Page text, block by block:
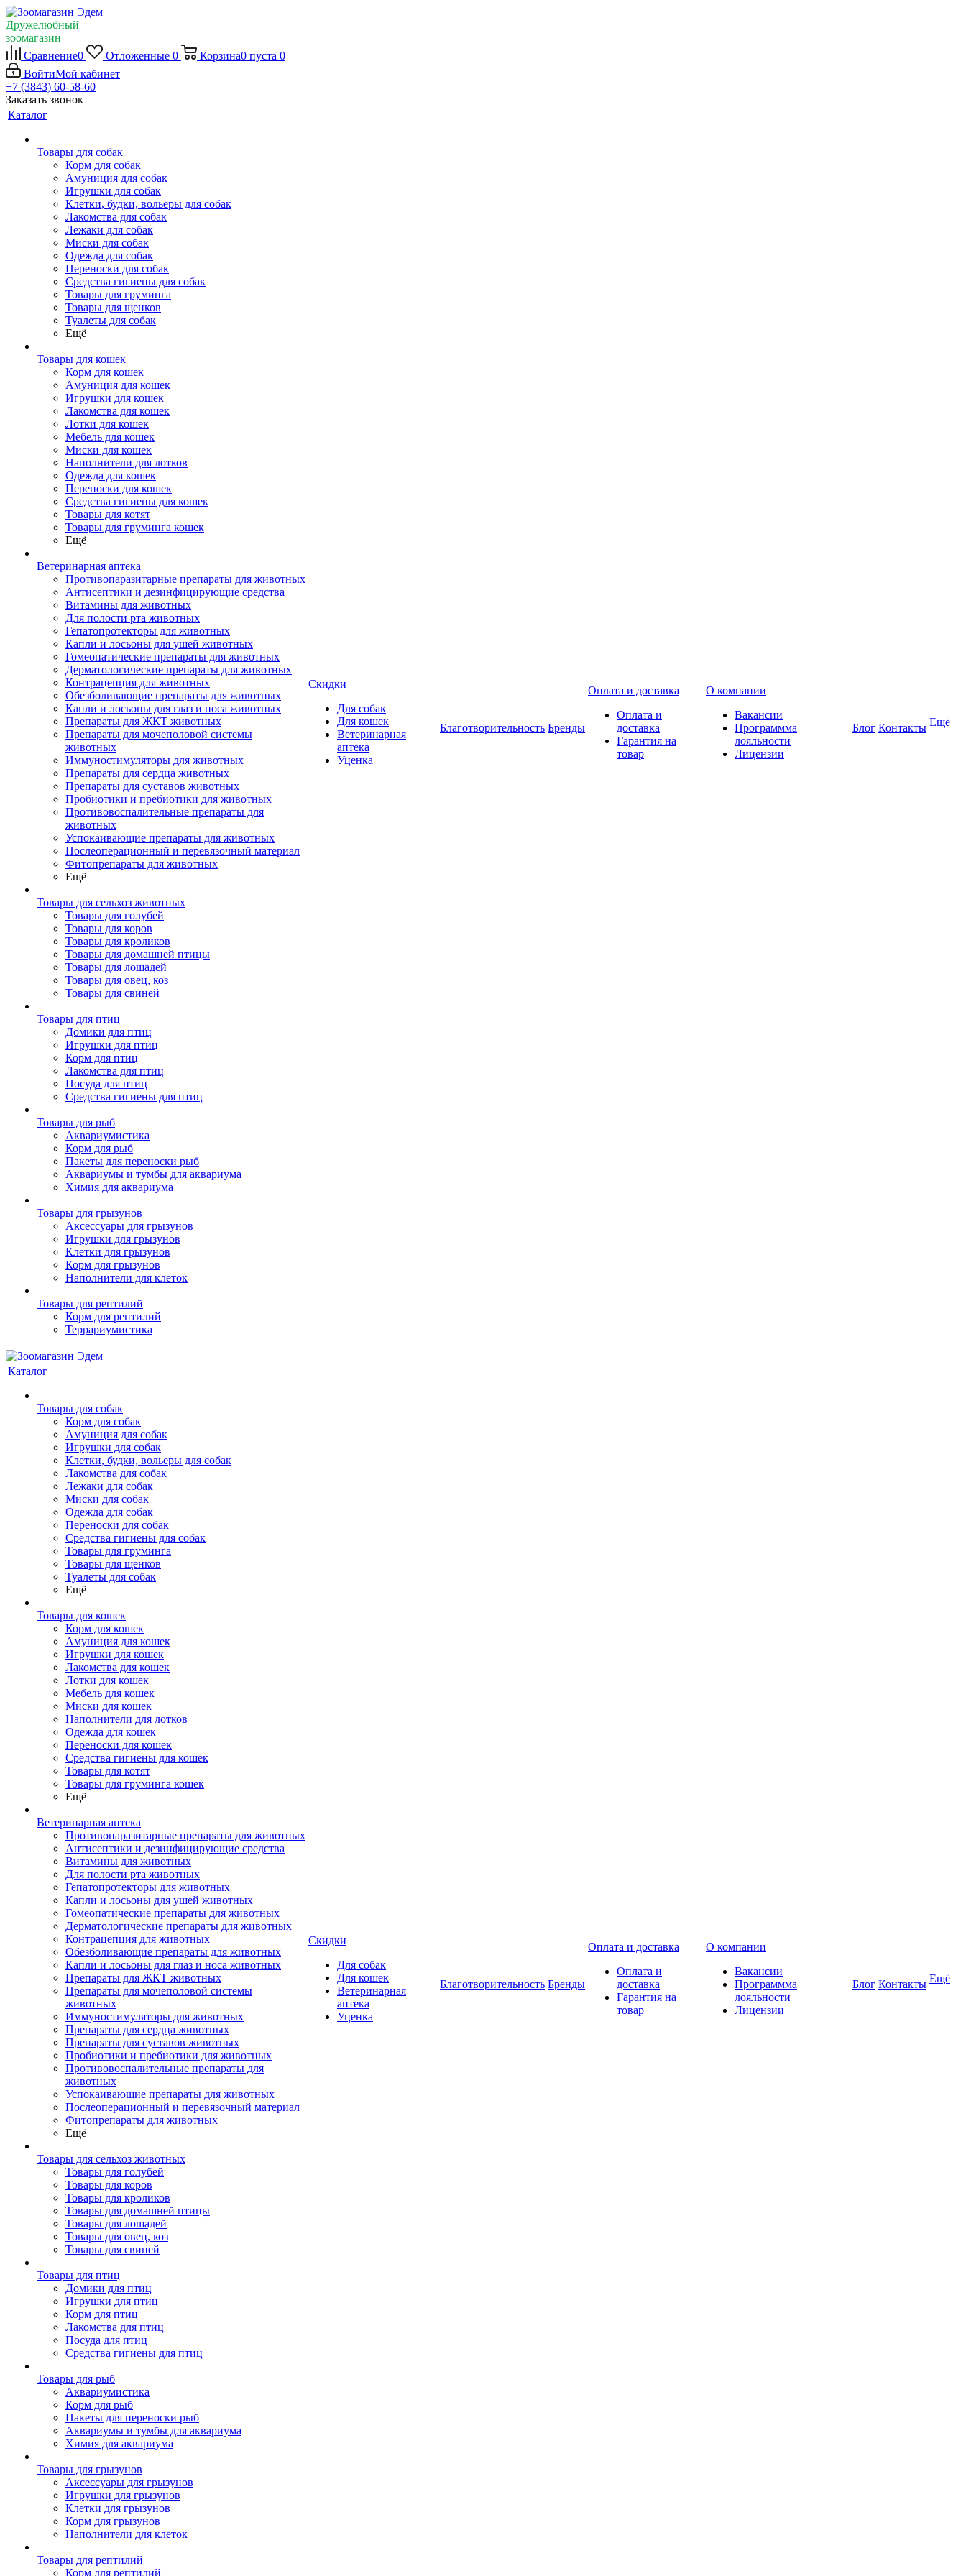
Дружелюбный
зоомагазин
Сравнение0 Отложенные 0 Корзина0 пуста 0
ВойтиМой кабинет
+7 (3843) 60-58-60
Заказать звонок
Каталог
Товары для собак
Корм для собак
Амуниция для собак
Игрушки для собак
Клетки, будки, вольеры для собак
Лакомства для собак
Лежаки для собак
Миски для собак
Одежда для собак
Переноски для собак
Средства гигиены для собак
Товары для груминга
Товары для щенков
Туалеты для собак
Ещё
Товары для кошек
Корм для кошек
Амуниция для кошек
Игрушки для кошек
Лакомства для кошек
Лотки для кошек
Мебель для кошек
Миски для кошек
Наполнители для лотков
Одежда для кошек
Переноски для кошек
Средства гигиены для кошек
Товары для котят
Товары для груминга кошек
Ещё
Ветеринарная аптека
Противопаразитарные препараты для животных
Антисептики и дезинфицирующие средства
Витамины для животных
Для полости рта животных
Гепатопротекторы для животных
Капли и лосьоны для ушей животных
Гомеопатические препараты для животных
Дерматологические препараты для животных
Контрацепция для животных
Обезболивающие препараты для животных
Капли и лосьоны для глаз и носа животных
Препараты для ЖКТ животных
Препараты для мочеполовой системы
животных
Иммуностимуляторы для животных
Препараты для сердца животных
Препараты для суставов животных
Пробиотики и пребиотики для животных
Противовоспалительные препараты для
животных
Успокаивающие препараты для животных
Послеоперационный и перевязочный материал
Фитопрепараты для животных
Ещё
Товары для сельхоз животных
Товары для голубей
Товары для коров
Товары для кроликов
Товары для домашней птицы
Товары для лошадей
Товары для овец, коз
Товары для свиней
Товары для птиц
Домики для птиц
Игрушки для птиц
Корм для птиц
Лакомства для птиц
Посуда для птиц
Средства гигиены для птиц
Товары для рыб
Аквариумистика
Корм для рыб
Пакеты для переноски рыб
Аквариумы и тумбы для аквариума
Химия для аквариума
Товары для грызунов
Аксессуары для грызунов
Игрушки для грызунов
Клетки для грызунов
Корм для грызунов
Наполнители для клеток
Товары для рептилий
Корм для рептилий
Террариумистика
Скидки
Для собак
Для кошек
Ветеринарная
аптека
Уценка
Благотворительность Бренды
Оплата и доставка
Оплата и
доставка
Гарантия на
товар
О компании
Вакансии
Программма
лояльности
Лицензии
Блог Контакты Ещё
Каталог
Товары для собак
Корм для собак
Амуниция для собак
Игрушки для собак
Клетки, будки, вольеры для собак
Лакомства для собак
Лежаки для собак
Миски для собак
Одежда для собак
Переноски для собак
Средства гигиены для собак
Товары для груминга
Товары для щенков
Туалеты для собак
Ещё
Товары для кошек
Корм для кошек
Амуниция для кошек
Игрушки для кошек
Лакомства для кошек
Лотки для кошек
Мебель для кошек
Миски для кошек
Наполнители для лотков
Одежда для кошек
Переноски для кошек
Средства гигиены для кошек
Товары для котят
Товары для груминга кошек
Ещё
Ветеринарная аптека
Противопаразитарные препараты для животных
Антисептики и дезинфицирующие средства
Витамины для животных
Для полости рта животных
Гепатопротекторы для животных
Капли и лосьоны для ушей животных
Гомеопатические препараты для животных
Дерматологические препараты для животных
Контрацепция для животных
Обезболивающие препараты для животных
Капли и лосьоны для глаз и носа животных
Препараты для ЖКТ животных
Препараты для мочеполовой системы
животных
Иммуностимуляторы для животных
Препараты для сердца животных
Препараты для суставов животных
Пробиотики и пребиотики для животных
Противовоспалительные препараты для
животных
Успокаивающие препараты для животных
Послеоперационный и перевязочный материал
Фитопрепараты для животных
Ещё
Товары для сельхоз животных
Товары для голубей
Товары для коров
Товары для кроликов
Товары для домашней птицы
Товары для лошадей
Товары для овец, коз
Товары для свиней
Товары для птиц
Домики для птиц
Игрушки для птиц
Корм для птиц
Лакомства для птиц
Посуда для птиц
Средства гигиены для птиц
Товары для рыб
Аквариумистика
Корм для рыб
Пакеты для переноски рыб
Аквариумы и тумбы для аквариума
Химия для аквариума
Товары для грызунов
Аксессуары для грызунов
Игрушки для грызунов
Клетки для грызунов
Корм для грызунов
Наполнители для клеток
Товары для рептилий
Корм для рептилий
Скидки
Для собак
Для кошек
Ветеринарная
аптека
Уценка
Благотворительность Бренды
Оплата и доставка
Оплата и
доставка
Гарантия на
товар
О компании
Вакансии
Программма
лояльности
Лицензии
Блог Контакты Ещё